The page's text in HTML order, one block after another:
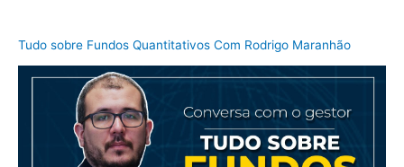
diferença 22.23%
2012 5.99%
diferença 11.50%
Tudo sobre Fundos Quantitativos Com Rodrigo Maranhão